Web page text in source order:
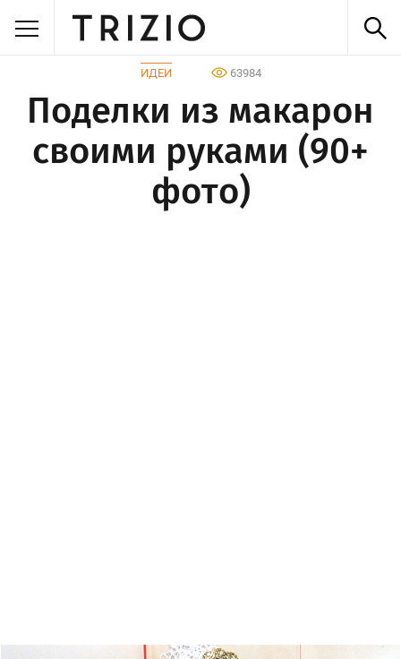
ИДЕИ 63984
Поделки из макарон
своими руками (90+
фото)